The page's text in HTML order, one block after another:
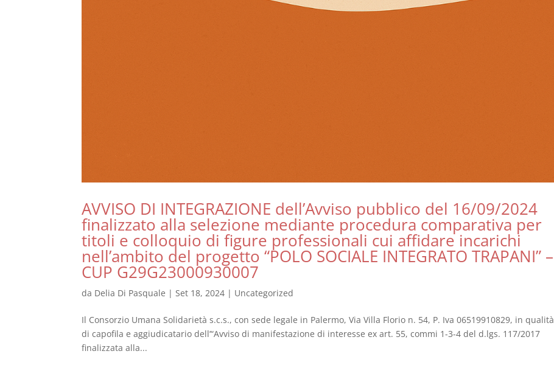
AVVISO DI INTEGRAZIONE dell’Avviso pubblico del 16/09/2024
finalizzato alla selezione mediante procedura comparativa per
titoli e colloquio di figure professionali cui affidare incarichi
nell’ambito del progetto “POLO SOCIALE INTEGRATO TRAPANI” –
CUP G29G23000930007
da Delia Di Pasquale | Set 18, 2024 | Uncategorized
Il Consorzio Umana Solidarietà s.c.s., con sede legale in Palermo, Via Villa Florio n. 54, P. Iva 06519910829, in qualità
di capofila e aggiudicatario dell’“Avviso di manifestazione di interesse ex art. 55, commi 1-3-4 del d.lgs. 117/2017
finalizzata alla...